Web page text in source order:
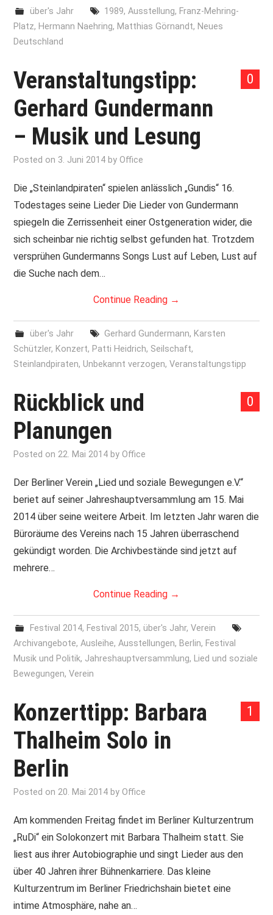
über's Jahr 1989, Ausstellung, Franz-Mehring-
Platz, Hermann Naehring, Matthias Görnandt, Neues
Deutschland
0
Veranstaltungstipp:
Gerhard Gundermann
– Musik und Lesung
Posted on 3. Juni 2014 byOffice
Die „Steinlandpiraten“ spielen anlässlich „Gundis“ 16.
Todestages seine Lieder Die Lieder von Gundermann
spiegeln die Zerrissenheit einer Ostgeneration wider, die
sich scheinbar nie richtig selbst gefunden hat. Trotzdem
versprühen Gundermanns Songs Lust auf Leben, Lust auf
die Suche nach dem…
Continue Reading →
über's Jahr Gerhard Gundermann, Karsten
Schützler, Konzert, Patti Heidrich, Seilschaft,
Steinlandpiraten,Unbekannt verzogen,Veranstaltungstipp
0
Rückblick und
Planungen
Posted on22. Mai 2014 byOffice
Der Berliner Verein „Lied und soziale Bewegungen e.V.“
beriet auf seiner Jahreshauptversammlung am 15. Mai
2014 über seine weitere Arbeit. Im letzten Jahr waren die
Büroräume des Vereins nach 15 Jahren überraschend
gekündigt worden. Die Archivbestände sind jetzt auf
mehrere…
Continue Reading →
Festival 2014, Festival 2015, über's Jahr, Verein
Archivangebote,Ausleihe,Ausstellungen, Berlin, Festival
Musik und Politik, Jahreshauptversammlung, Lied und soziale
Bewegungen,Verein
1
Konzerttipp: Barbara
Thalheim Solo in
Berlin
Posted on20. Mai 2014 byOffice
Am kommenden Freitag findet im Berliner Kulturzentrum
„RuDi“ ein Solokonzert mit Barbara Thalheim statt. Sie
liest aus ihrer Autobiographie und singt Lieder aus den
über 40 Jahren ihrer Bühnenkarriere. Das kleine
Kulturzentrum im Berliner Friedrichshain bietet eine
intime Atmosphäre, nahe an…